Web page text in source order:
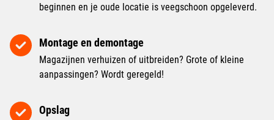
beginnen en je oude locatie is veegschoon opgeleverd.
Montage en demontage
Magazijnen verhuizen of uitbreiden? Grote of kleine
aanpassingen? Wordt geregeld!
Opslag